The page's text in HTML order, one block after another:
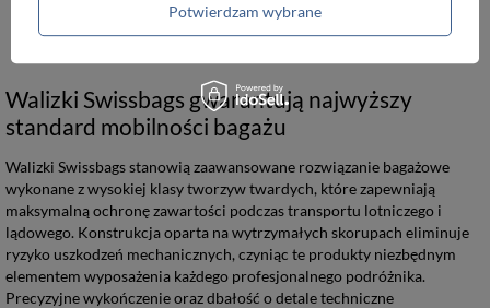
419,00 zł
Walizki Swissbags gwarantują najwyższy
standard mobilności bagażu
Walizki Swissbags stanowią zaawansowane rozwiązanie bagażowe
wykonane z wysokiej klasy tworzyw twardych, które zapewniają
maksymalną ochronę zawartości podczas transportu lotniczego i
lądowego. Konstrukcja oparta na wytrzymałych skorupach eliminuje
ryzyko uszkodzeń mechanicznych, czyniąc te produkty niezbędnym
elementem wyposażenia każdego profesjonalnego podróżnika.
Precyzyjne wykończenie oraz dbałość o detale techniczne
Potwierdzam wybrane